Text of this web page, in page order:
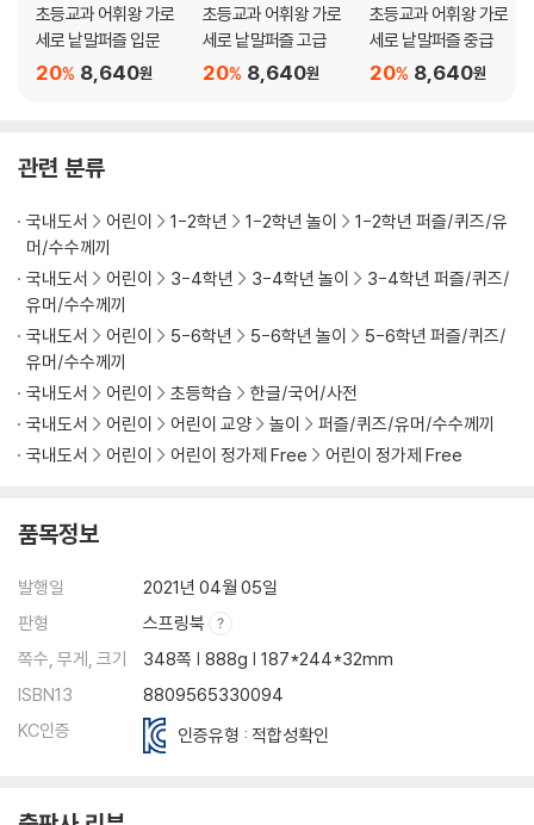
초등교과 어휘왕 가로
세로 낱말퍼즐 입문
8,640원
20%
초등교과 어휘왕 가로
세로 낱말퍼즐 고급
8,640원
20%
초등교과 어휘왕 가로
세로 낱말퍼즐 중급
8,640원
20%
관련 분류
국내도서 어린이 1-2학년 1-2학년 놀이
1-2학년 퍼즐/퀴즈/유
머/수수께끼
국내도서
어린이 3-4학년 3-4학년 놀이
3-4학년 퍼즐/퀴즈/
유머/수수께끼
국내도서
어린이 5-6학년 5-6학년 놀이
5-6학년 퍼즐/퀴즈/
유머/수수께끼
국내도서
어린이 초등학습
한글/국어/사전
국내도서
어린이 어린이 교양 놀이
퍼즐/퀴즈/유머/수수께끼
국내도서
어린이 어린이 정가제 Free 어린이 정가제 Free
품목정보
발행일
2021년 04월 05일
판형
스프링북
쪽수, 무게, 크기
348쪽 | 888g | 187*244*32mm
ISBN13
8809565330094
KC인증
인증유형 : 적합성확인